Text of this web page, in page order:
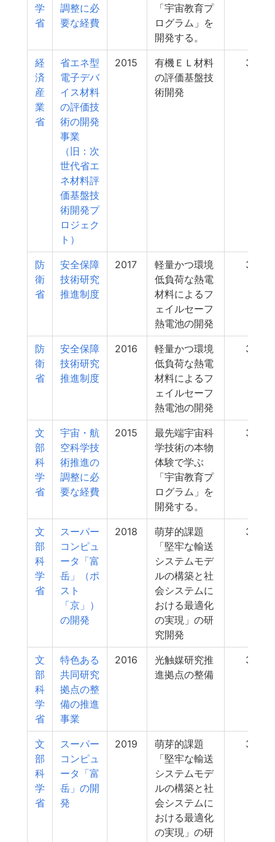
学
省
調整に必
要な経費
「宇宙教育プ
ログラム」を
開発する。
経
済
産
業
省
省エネ型
電子デバ
イス材料
の評価技
術の開発
事業
（旧：次
世代省エ
ネ材料評
価基盤技
術開発プ
ロジェク
ト）
2015
有機ＥＬ材料
の評価基盤技
術開発
35
防
衛
省
安全保障
技術研究
推進制度
2017
軽量かつ環境
低負荷な熱電
材料によるフ
ェイルセーフ
熱電池の開発
35
防
衛
省
安全保障
技術研究
推進制度
2016
軽量かつ環境
低負荷な熱電
材料によるフ
ェイルセーフ
熱電池の開発
35
文
部
科
学
省
宇宙・航
空科学技
術推進の
調整に必
要な経費
2015
最先端宇宙科
学技術の本物
体験で学ぶ
「宇宙教育プ
ログラム」を
開発する。
35
文
部
科
学
省
スーパー
コンピュ
ータ「富
岳」（ポ
スト
「京」）
の開発
2018
萌芽的課題
「堅牢な輸送
システムモデ
ルの構築と社
会システムに
おける最適化
の実現」の研
究開発
33
文
部
科
学
省
特色ある
共同研究
拠点の整
備の推進
事業
2016
光触媒研究推
進拠点の整備
32
文
部
科
学
省
スーパー
コンピュ
ータ「富
岳」の開
発
2019
萌芽的課題
「堅牢な輸送
システムモデ
ルの構築と社
会システムに
おける最適化
の実現」の研
30